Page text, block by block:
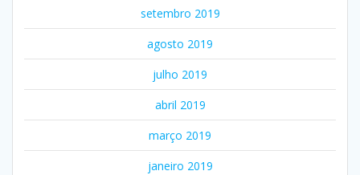
setembro 2019
agosto 2019
julho 2019
abril 2019
março 2019
janeiro 2019